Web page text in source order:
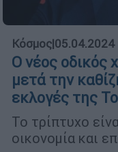
Κόσμος|05.04.2024
Ο νέος οδικός
μετά την
εκλογές της
Το τρίπτυχο
οικονομία και